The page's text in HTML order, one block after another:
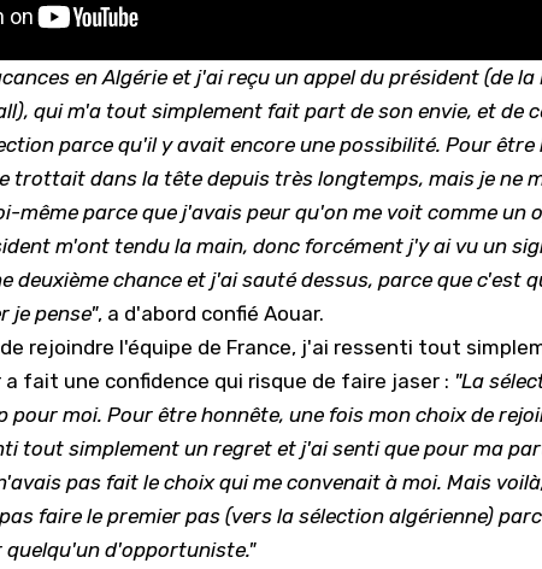
en Algérie et j'ai reçu un appel du président (de
qui m'a tout simplement fait part de son envie, et de
parce qu'il y avait encore une possibilité. Pour
trottait dans la tête depuis très longtemps, mais je ne
même parce que j'avais peur qu'on me voit comme un
m'ont tendu la main, donc forcément j'y ai vu un
deuxième chance et j'ai sauté dessus, parce que c'est
je pense", a d'abord confié Aouar.
rejoindre l'équipe de France, j'ai ressenti tout
a fait une confidence qui risque de faire jaser : "La
pour moi. Pour être honnête, une fois mon choix de
tout simplement un regret et j'ai senti que pour ma
pas fait le choix qui me convenait à moi. Mais
faire le premier pas (vers la sélection algérienne)
quelqu'un d'opportuniste."